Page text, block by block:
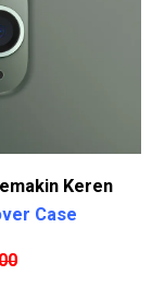
Keren
Case